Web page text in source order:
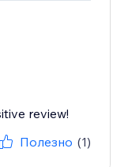
review!
Полезно (1)